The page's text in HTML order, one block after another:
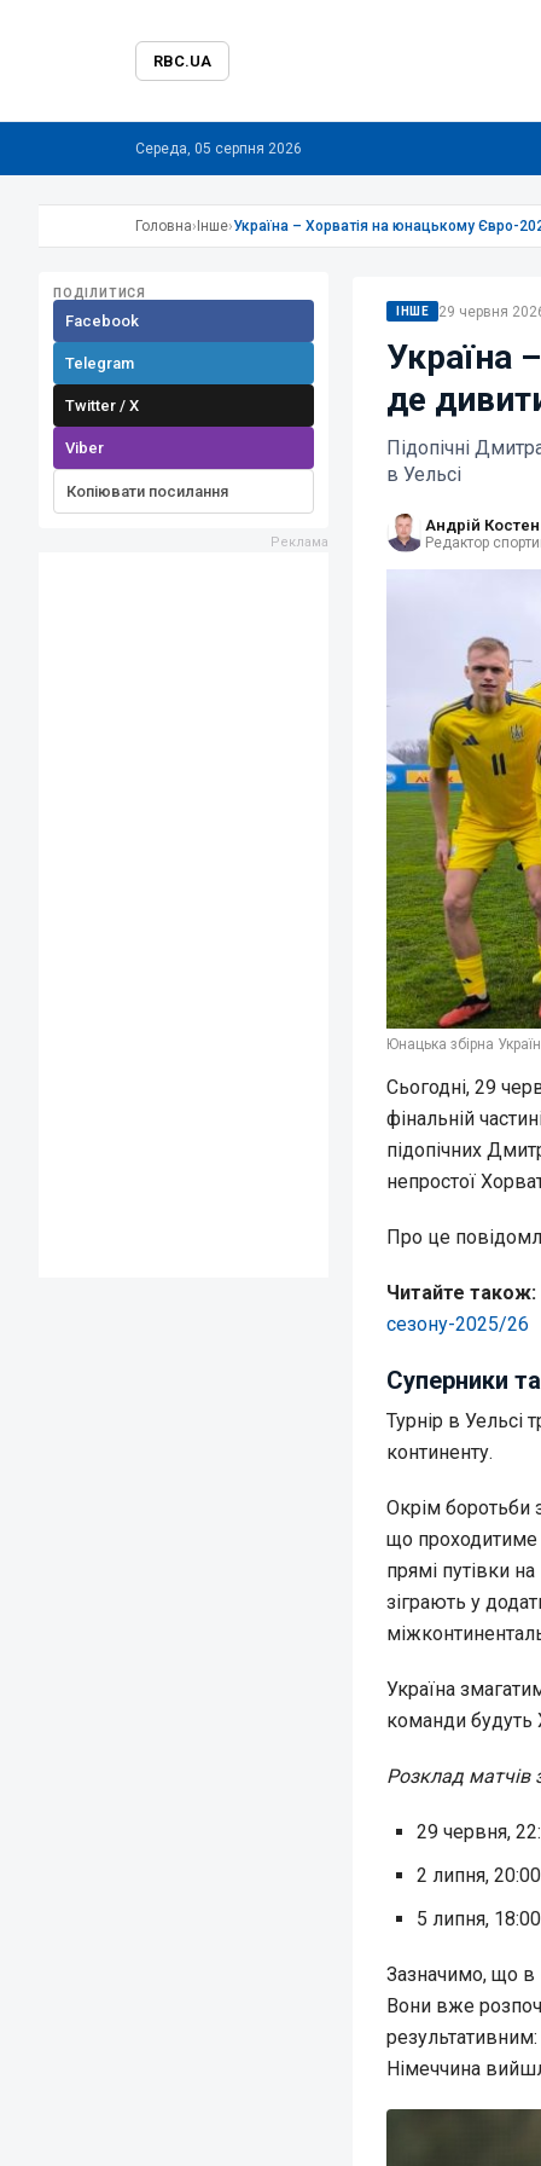
RBC.UA
Середа, 05 серпня 2026
Головна› Інше›Україна – Хорватія на юнацькому Євро-
ПОДІЛИТИСЯ
Facebook
Telegram
Twitter / X
Viber
Копіювати посилання
ІНШЕ 29 червня
Україна
де
Підопічні
в Уельсі
Андрій
Редактор
Юнацька збірна
Сьогодні, 29
фінальній
підопічних
непростої
Про це
Читайте також:
сезону-2025/26
Суперники
Турнір в Уельсі
континенту.
Окрім боротьби
що проходитиме
прямі путівки
зіграють у
Україна
команди будуть
Розклад матчів
29 червня,
2 липня,
5 липня,
Зазначимо, що в
Вони вже
Німеччина